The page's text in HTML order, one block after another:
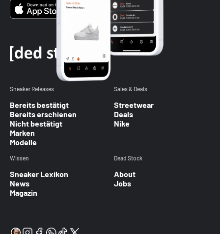
Sneaker Releases
Bereits bestätigt
Bereits erschienen
Nicht bestätigt
Marken
Modelle
Sales & Deals
Streetwear
Deals
Nike
Wissen
Sneaker Lexikon
News
Magazin
Dead Stock
About
Jobs